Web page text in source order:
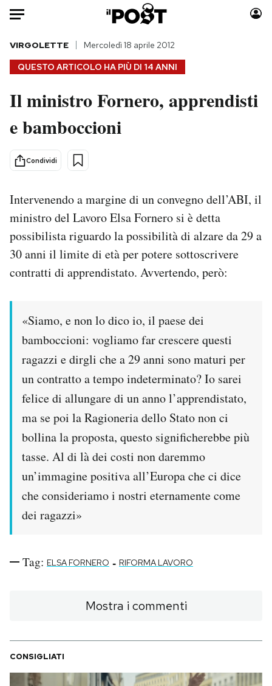
Auto
HOME
Italia
Politica
Tecnologia
Internet
Cultura
Economia
Sport
Moda
Europa
Altrecose
Mondiali calcio 2026
NEWSLETTER
I MIEI PREFERITI
SHOP
CALENDARIO
AREA PERSONALE
Area Personale
Regala il Post
QUESTO ARTICOLO HA PIÙ DI 14 ANNI
VIRGOLETTE Mercoledì 18 aprile 2012
Il ministro Fornero, apprendisti
e bamboccioni
Condividi
Intervenendo a margine di un convegno dell’ABI, il
ministro del Lavoro Elsa Fornero si è detta
possibilista riguardo la possibilità di alzare da 29 a
30 anni il limite di età per potere sottoscrivere
contratti di apprendistato. Avvertendo, però:
«Siamo, e non lo dico io, il paese dei
bamboccioni: vogliamo far crescere questi
ragazzi e dirgli che a 29 anni sono maturi per
un contratto a tempo indeterminato? Io sarei
felice di allungare di un anno l’apprendistato,
ma se poi la Ragioneria dello Stato non ci
bollina la proposta, questo significherebbe più
tasse. Al di là dei costi non daremmo
un’immagine positiva all’Europa che ci dice
che consideriamo i nostri eternamente come
dei ragazzi»
Tag: ELSA FORNERO - RIFORMA LAVORO
Mostra i commenti
CONSIGLIATI